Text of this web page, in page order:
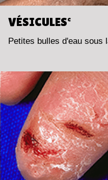
VÉSICULESc
Petites bulles d'eau sous